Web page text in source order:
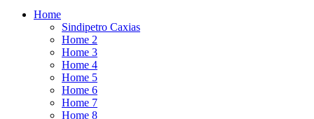
Home
Sindipetro Caxias
Home 2
Home 3
Home 4
Home 5
Home 6
Home 7
Home 8